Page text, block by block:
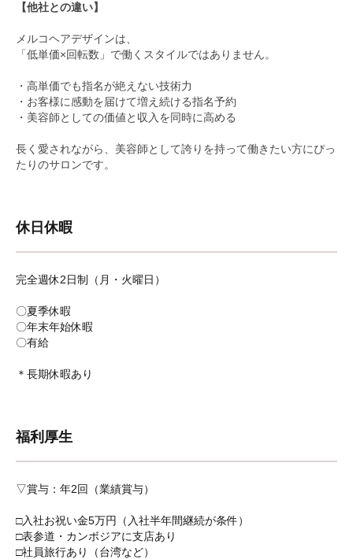
【他社との違い】
メルコヘアデザインは、
「低単価×回転数」で働くスタイルではありません。
・高単価でも指名が絶えない技術力
・お客様に感動を届けて増え続ける指名予約
・美容師としての価値と収入を同時に高める
長く愛されながら、美容師として誇りを持って働きたい方にぴっ
たりのサロンです。
休日休暇
完全週休2日制（月・火曜日）
〇夏季休暇
〇年末年始休暇
〇有給
＊長期休暇あり
福利厚生
▽賞与：年2回（業績賞与）
□入社お祝い金5万円（入社半年間継続が条件）
□表参道・カンボジアに支店あり
□社員旅行あり（台湾など）